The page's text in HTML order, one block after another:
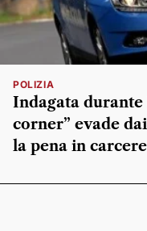
POLIZIA
Indagata durante
corner” evade
la pena in carcere